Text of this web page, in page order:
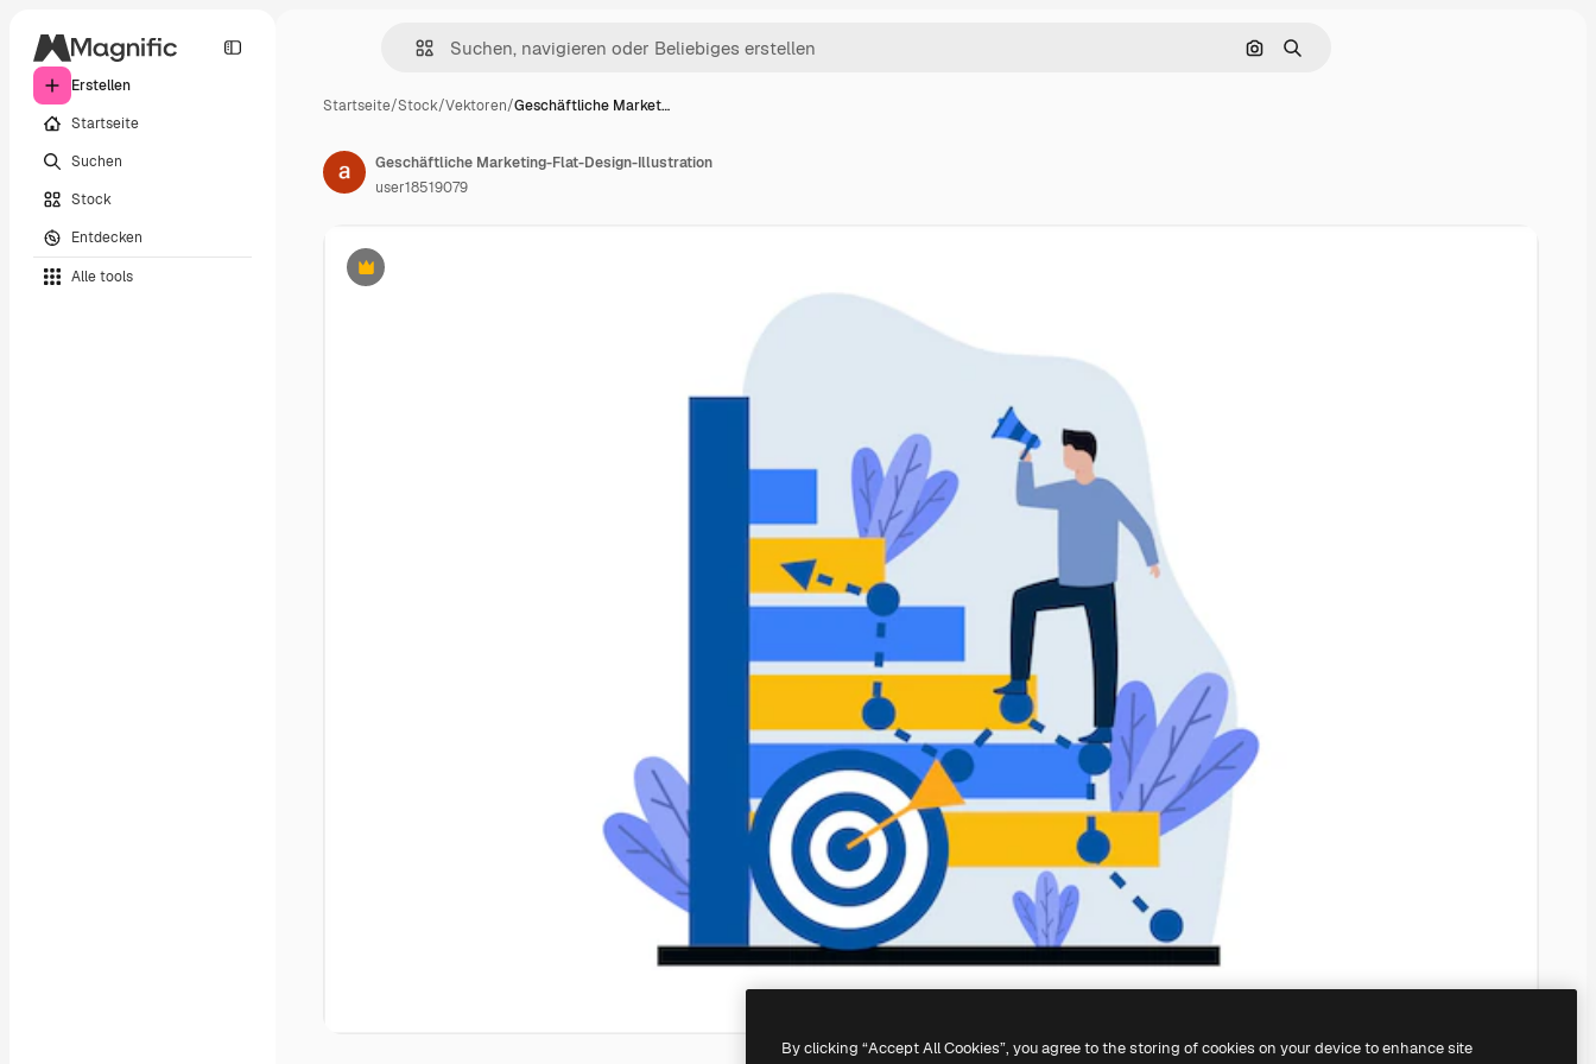
Erstellen
Startseite
Suchen
Stock
Entdecken
Alle tools
Nach Bild suchen
Suchen
Startseite/Stock/Vektoren/Geschäftliche Market…
Premium
Geschäftliche Marketing-Flat-Design-Illustration
user18519079
By clicking “Accept All Cookies”, you agree to the storing of cookies on your device to enhance site